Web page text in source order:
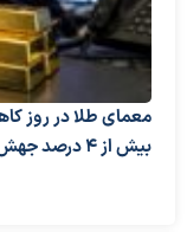
معمای طلا در روز
بیش از ۴ درصد جهش کرد؟